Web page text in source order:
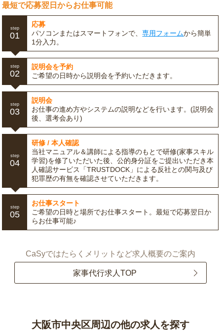
最短で応募翌日からお仕事可能
step
01
応募
パソコンまたはスマートフォンで、専用フォームから簡単
1分入力。
step
02
説明会を予約
ご希望の日時から説明会を予約いただきます。
step
03
説明会
お仕事の進め方やシステムの説明などを行います。(説明会
後、選考会あり)
step
04
研修 / 本人確認
当社マニュアル＆講師による指導のもとで研修(家事スキル
学習)を修了いただいた後、公的身分証をご提出いただき本
人確認サービス「TRUSTDOCK」による反社との関与及び
犯罪歴の有無を確認させていただきます。
step
05
お仕事スタート
ご希望の日時と場所でお仕事スタート。最短で応募翌日か
らお仕事可能♪
CaSyではたらくメリットなど求人概要のご案内
家事代行求人TOP
大阪市中央区周辺の他の求人を探す